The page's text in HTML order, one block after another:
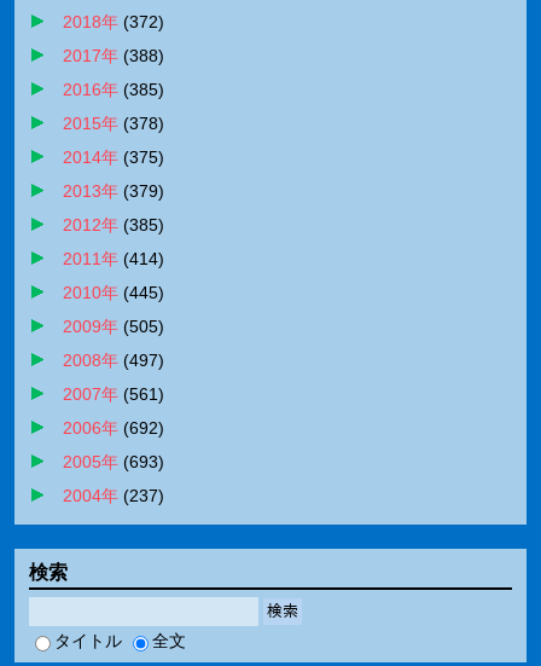
2018年 (372)
2017年 (388)
2016年 (385)
2015年 (378)
2014年 (375)
2013年 (379)
2012年 (385)
2011年 (414)
2010年 (445)
2009年 (505)
2008年 (497)
2007年 (561)
2006年 (692)
2005年 (693)
2004年 (237)
検索
検索
タイトル 全文